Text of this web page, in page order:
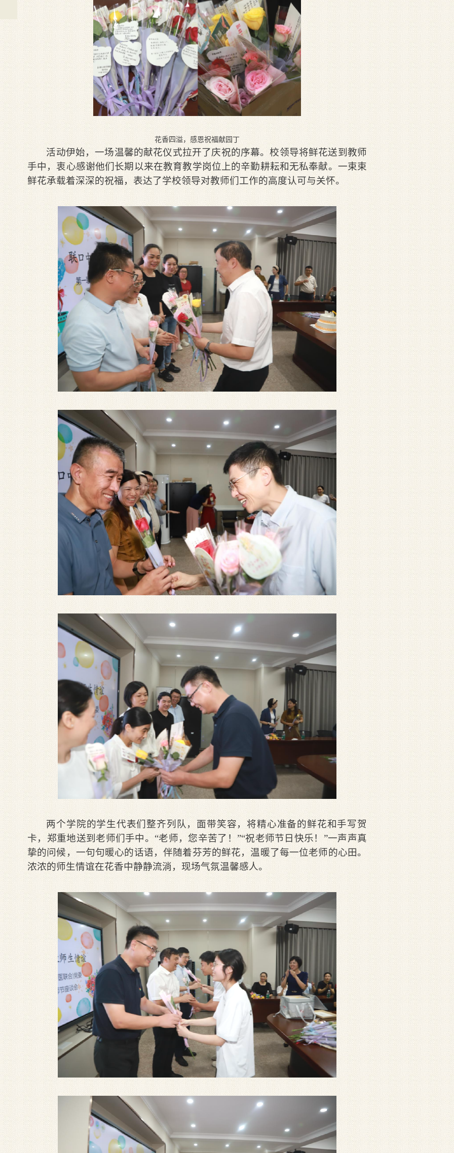
花香四溢，感恩祝福献园丁
活动伊始，一场温馨的献花仪式拉开了庆祝的序幕。校领导将鲜花送到教师
手中，衷心感谢他们长期以来在教育教学岗位上的辛勤耕耘和无私奉献。一束束
鲜花承载着深深的祝福，表达了学校领导对教师们工作的高度认可与关怀。
两个学院的学生代表们整齐列队，面带笑容，将精心准备的鲜花和手写贺
卡，郑重地送到老师们手中。“老师，您辛苦了！”“祝老师节日快乐！”一声声真
挚的问候，一句句暖心的话语，伴随着芬芳的鲜花，温暖了每一位老师的心田。
浓浓的师生情谊在花香中静静流淌，现场气氛温馨感人。